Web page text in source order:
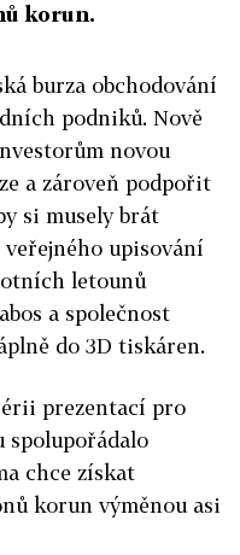
korun.
burza obchodování
podniků. Nově
novou
a zároveň podpořit
si musely brát
upisování
letounů
a společnost
do 3D tiskáren.
prezentací pro
chce získat
korun výměnou asi